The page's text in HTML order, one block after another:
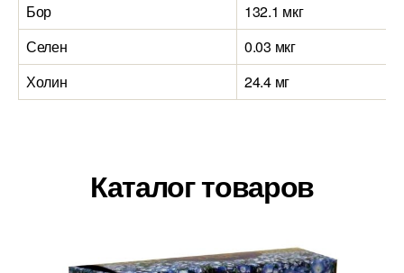
Бор
132.1 мкг
Селен
0.03 мкг
Холин
24.4 мг
Каталог товаров